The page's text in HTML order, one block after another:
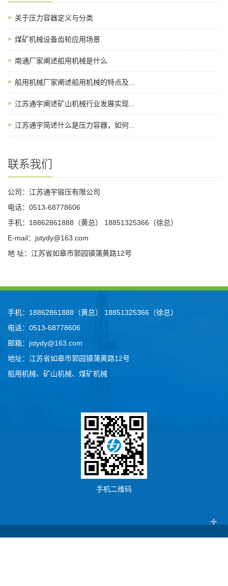
关于压力容器定义与分类
煤矿机械设备齿轮应用场景
南通厂家阐述船用机械是什么
船用机械厂家阐述船用机械的特点及...
江苏通宇阐述矿山机械行业发展实现...
江苏通宇简述什么是压力容器，如何...
联系我们
公司：江苏通宇锻压有限公司
电话：0513-68778606
手机：18862861888（黄总） 18851325366（徐总）
E-mail：jstydy@163.com
地 址：江苏省如皋市郭园镇蒲黄路12号
手机：18862861888（黄总） 18851325366（徐总）
电话：0513-68778606
邮箱：jstydy@163.com
地址：江苏省如皋市郭园镇蒲黄路12号
船用机械、 矿山机械、 煤矿机械
手机二维码